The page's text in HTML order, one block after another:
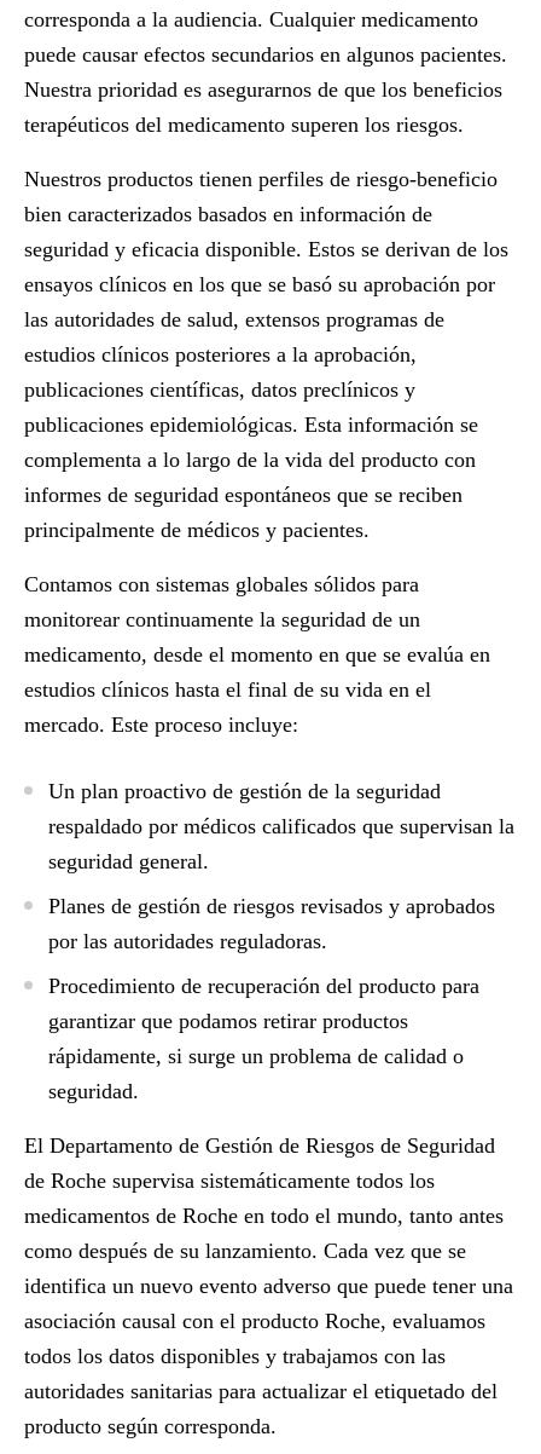
corresponda a la audiencia. Cualquier medicamento
puede causar efectos secundarios en algunos pacientes.
Nuestra prioridad es asegurarnos de que los beneficios
terapéuticos del medicamento superen los riesgos.
Nuestros productos tienen perfiles de riesgo-beneficio
bien caracterizados basados ​​en información de
seguridad y eficacia disponible. Estos se derivan de los
ensayos clínicos en los que se basó su aprobación por
las autoridades de salud, extensos programas de
estudios clínicos posteriores a la aprobación,
publicaciones científicas, datos preclínicos y
publicaciones epidemiológicas. Esta información se
complementa a lo largo de la vida del producto con
informes de seguridad espontáneos que se reciben
principalmente de médicos y pacientes.
Contamos con sistemas globales sólidos para
monitorear continuamente la seguridad de un
medicamento, desde el momento en que se evalúa en
estudios clínicos hasta el final de su vida en el
mercado. Este proceso incluye:
Un plan proactivo de gestión de la seguridad
respaldado por médicos calificados que supervisan la
seguridad general.
Planes de gestión de riesgos revisados ​​y aprobados
por las autoridades reguladoras.
Procedimiento de recuperación del producto para
garantizar que podamos retirar productos
rápidamente, si surge un problema de calidad o
seguridad.
El Departamento de Gestión de Riesgos de Seguridad
de Roche supervisa sistemáticamente todos los
medicamentos de Roche en todo el mundo, tanto antes
como después de su lanzamiento. Cada vez que se
identifica un nuevo evento adverso que puede tener una
asociación causal con el producto Roche, evaluamos
todos los datos disponibles y trabajamos con las
autoridades sanitarias para actualizar el etiquetado del
producto según corresponda.